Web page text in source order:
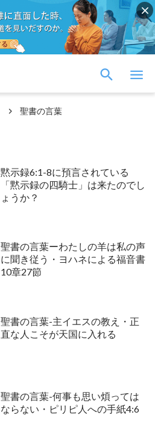
聖書の言葉
黙示録6:1-8に預言されている
「黙示録の四騎士」は来たのでし
ょうか？
聖書の言葉ーわたしの羊は私の声
に聞き従う・ヨハネによる福音書
10章27節
聖書の言葉-主イエスの教え・正
直な人こそが天国に入れる
聖書の言葉-何事も思い煩っては
ならない・ピリピ人への手紙4:6